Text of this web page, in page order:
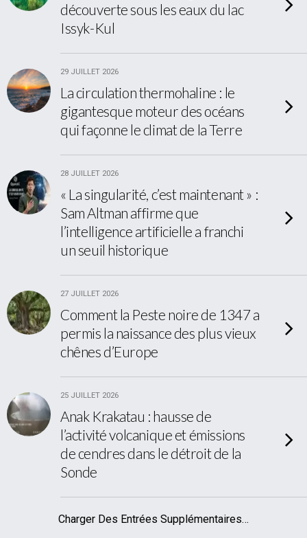
découverte sous les eaux du lac
Issyk-Kul
29 JUILLET 2026
La circulation thermohaline : le
gigantesque moteur des océans
qui façonne le climat de la Terre
28 JUILLET 2026
« La singularité, c’est maintenant » :
Sam Altman affirme que
l’intelligence artificielle a franchi
un seuil historique
27 JUILLET 2026
Comment la Peste noire de 1347 a
permis la naissance des plus vieux
chênes d’Europe
25 JUILLET 2026
Anak Krakatau : hausse de
l’activité volcanique et émissions
de cendres dans le détroit de la
Sonde
Charger Des Entrées Supplémentaires…